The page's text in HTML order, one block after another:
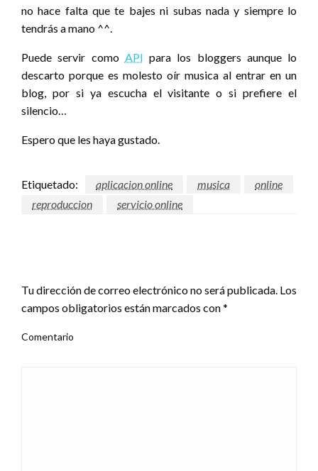
no hace falta que te bajes ni subas nada y siempre lo
tendrás a mano ^^.
Puede servir como API para los bloggers aunque lo
descarto porque es molesto oír musica al entrar en un
blog, por si ya escucha el visitante o si prefiere el
silencio…
Espero que les haya gustado.
Etiquetado: aplicacion online musica
online
reproduccion
servicio online
Tu dirección de correo electrónico no será publicada. Los
campos obligatorios están marcados con*
Comentario